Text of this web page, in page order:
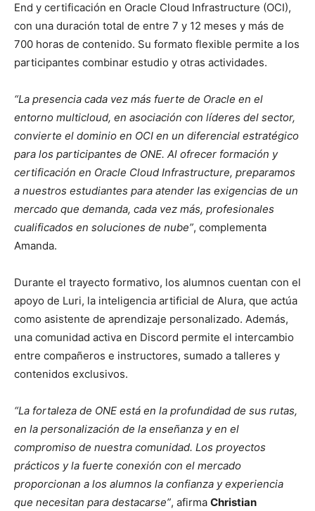
End y certificación en Oracle Cloud Infrastructure (OCI),
con una duración total de entre 7 y 12 meses y más de
700 horas de contenido. Su formato flexible permite a los
participantes combinar estudio y otras actividades.
“La presencia cada vez más fuerte de Oracle en el
entorno multicloud, en asociación con líderes del sector,
convierte el dominio en OCI en un diferencial estratégico
para los participantes de ONE. Al ofrecer formación y
certificación en Oracle Cloud Infrastructure, preparamos
a nuestros estudiantes para atender las exigencias de un
mercado que demanda, cada vez más, profesionales
cualificados en soluciones de nube”, complementa
Amanda.
Durante el trayecto formativo, los alumnos cuentan con el
apoyo de Luri, la inteligencia artificial de Alura, que actúa
como asistente de aprendizaje personalizado. Además,
una comunidad activa en Discord permite el intercambio
entre compañeros e instructores, sumado a talleres y
contenidos exclusivos.
“La fortaleza de ONE está en la profundidad de sus rutas,
en la personalización de la enseñanza y en el
compromiso de nuestra comunidad. Los proyectos
prácticos y la fuerte conexión con el mercado
proporcionan a los alumnos la confianza y experiencia
que necesitan para destacarse”, afirma Christian